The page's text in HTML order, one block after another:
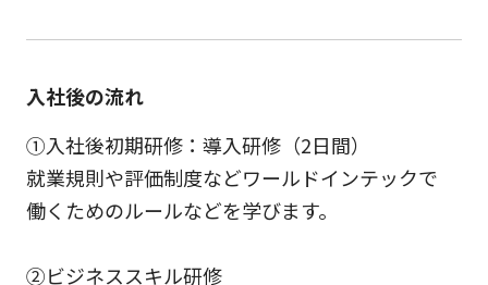
入社後の流れ
①入社後初期研修：導入研修（2日間）
就業規則や評価制度などワールドインテックで
働くためのルールなどを学びます。
②ビジネススキル研修